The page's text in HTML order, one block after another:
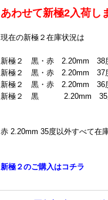
あわせて新極2入荷し
現在の新極２在庫状況は
新極２ 黒・赤 2.20mm 38
新極２ 黒・赤 2.20mm 37
新極２ 黒・赤 2.20mm 36
新極２ 黒 2.20mm 35
赤 2.20mm 35度以外すべて在
新極２のご購入はコチラ